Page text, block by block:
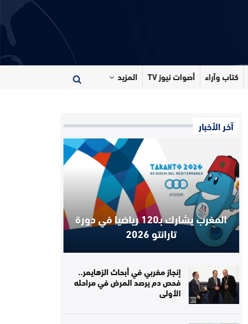
كتاب وآراء أصوات نيوز TV المزيد
آخر الأخبار
المغرب يشارك بـ120 رياضيا في دورة
تارانتو 2026
إنجاز مغربي في أبحاث الزهايمر..
فحص دم يرصد المرض في مراحله
الأولى